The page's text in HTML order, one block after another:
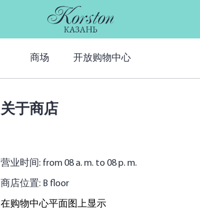
商场 开放购物中心
关于商店
营业时间: from 08 a. m. to 08 p. m.
商店位置: B floor
在购物中心平面图上显示